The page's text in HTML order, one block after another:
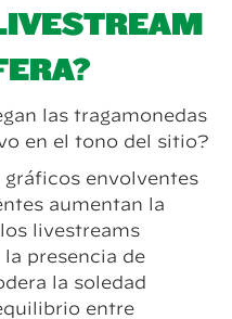
las tragamonedas
en el tono del sitio?
gráficos envolventes
aumentan la
livestreams
presencia de
la soledad
entre